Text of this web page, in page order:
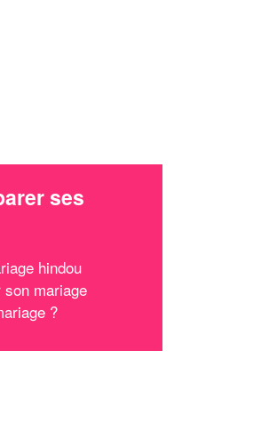
ses
hindou
mariage
?